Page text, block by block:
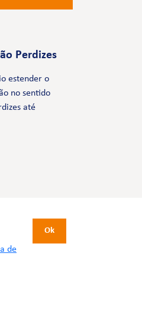
Perdizes
estender o
no sentido
até
de
Ok